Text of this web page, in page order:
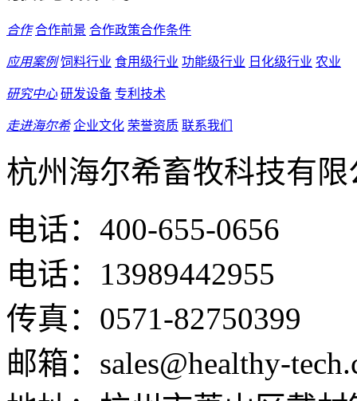
合作 合作前景 合作政策合作条件
应用案例 饲料行业 食用级行业 功能级行业 日化级行业 农业
研究中心 研发设备 专利技术
走进海尔希 企业文化 荣誉资质 联系我们
杭州海尔希畜牧科技有限
电话：400-655-0656
电话：13989442955
传真：0571-82750399
邮箱：sales@healthy-